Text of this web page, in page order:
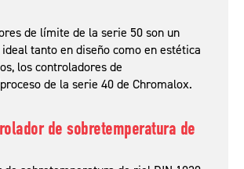
de límite de la serie 50 son un
tanto en diseño como en estética
los controladores de
de la serie 40 de Chromalox.
de sobretemperatura de